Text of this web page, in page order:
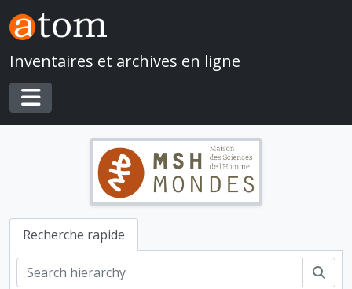
Skip to main content
Inventaires et archives en ligne
Toggle navigation
Recherche rapide